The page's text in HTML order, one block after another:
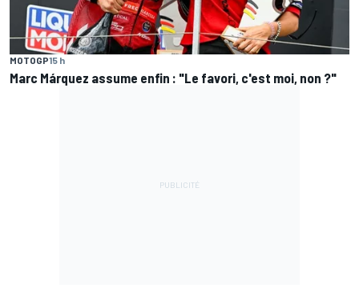
MOTOGP15 h
Marc Márquez assume enfin : "Le favori, c'est moi, non ?"